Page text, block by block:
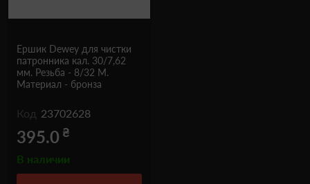
Ершик Dewey для чистки
патронника кал. 30/7,62
мм. Резьба - 8/32 M.
Материал - бронза
Код 23702628
395.0 ₴
В наличии